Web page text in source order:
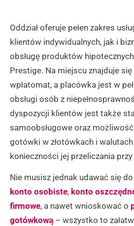
Oddział oferuje pełen zakres
klientów indywidualnych, jak i
obsługę produktów
Prestige. Na miejscu znajduje
wpłatomat, a placówka jest w
obsługi osób z
dyspozycji klientów jest także
samoobsługowe oraz
gotówki w złotówkach i
konieczności jej przeliczania
Nie musisz jednak udawać się do
konto osobiste, konto
firmowe, a nawet wnioskować o
gotówkową– wszystko to